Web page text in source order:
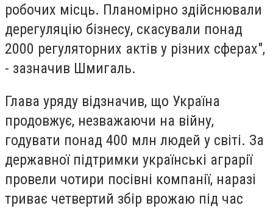
робочих місць. Планомірно здійснювали
дерегуляцію бізнесу, скасували понад
2000 регуляторних актів у різних сферах",
- зазначив Шмигаль.
Глава уряду відзначив, що Україна
продовжує, незважаючи на війну,
годувати понад 400 млн людей у світі. За
державної підтримки українські аграрії
провели чотири посівні компанії, наразі
триває четвертий збір врожаю під час